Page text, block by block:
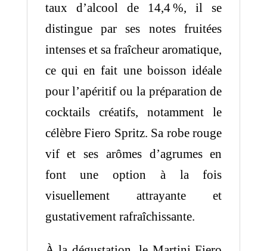
taux d’alcool de 14,4 %, il se
distingue par ses notes fruitées
intenses et sa fraîcheur aromatique,
ce qui en fait une boisson idéale
pour l’apéritif ou la préparation de
cocktails créatifs, notamment le
célèbre Fiero Spritz. Sa robe rouge
vif et ses arômes d’agrumes en
font une option à la fois
visuellement attrayante et
gustativement rafraîchissante.